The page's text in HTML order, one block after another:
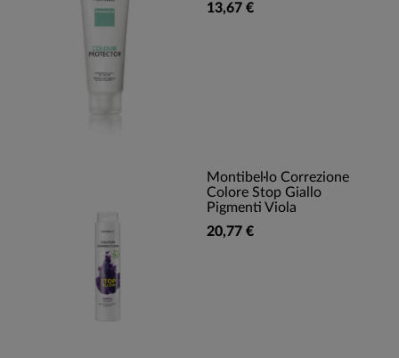
13,67 €
Montibel·lo Correzione
Colore Stop Giallo
Pigmenti Viola
20,77 €